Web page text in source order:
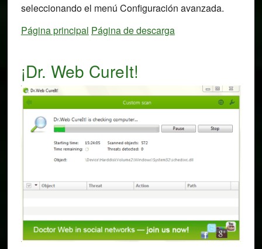
seleccionando el menú Configuración avanzada.
Página principal Página de descarga
¡Dr. Web CureIt!